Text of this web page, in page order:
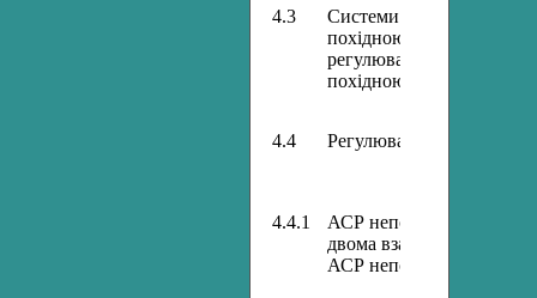
4.3
Системи регулювання з
похідною (СРДІ).
регулювання.
похідною. Розрахунок
4.4 Регулювання
4.4.1
АСР непов’язаного
двома
АСР непов’язаного